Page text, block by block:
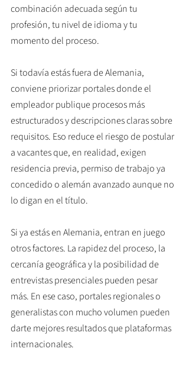
combinación adecuada según tu
profesión, tu nivel de idioma y tu
momento del proceso.
Si todavía estás fuera de Alemania,
conviene priorizar portales donde el
empleador publique procesos más
estructurados y descripciones claras sobre
requisitos. Eso reduce el riesgo de postular
a vacantes que, en realidad, exigen
residencia previa, permiso de trabajo ya
concedido o alemán avanzado aunque no
lo digan en el título.
Si ya estás en Alemania, entran en juego
otros factores. La rapidez del proceso, la
cercanía geográfica y la posibilidad de
entrevistas presenciales pueden pesar
más. En ese caso, portales regionales o
generalistas con mucho volumen pueden
darte mejores resultados que plataformas
internacionales.